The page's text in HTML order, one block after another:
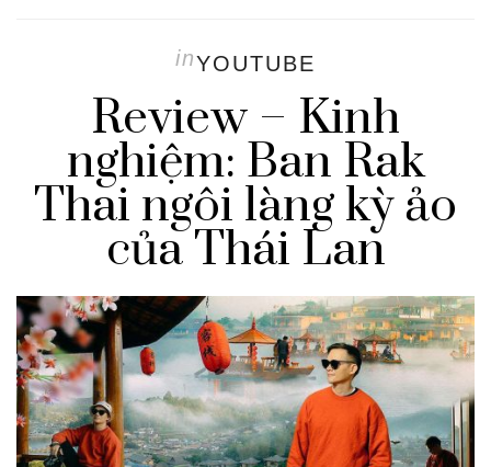
inYOUTUBE
Review – Kinh
nghiệm: Ban Rak
Thai ngôi làng kỳ ảo
của Thái Lan